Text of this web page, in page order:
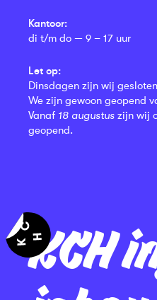
KCH
Kantoor:
di t/m do — 9 – 17 uur
Let op:
Dinsdagen zijn wij
We zijn gewoon geopend
Vanaf 18 augustus zijn wij
geopend.